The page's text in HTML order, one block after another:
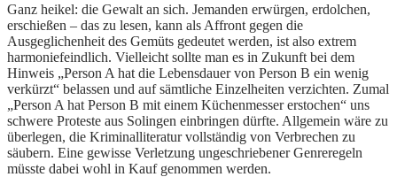
Ganz heikel: die Gewalt an sich. Jemanden erwürgen, erdolchen,
erschießen – das zu lesen, kann als Affront gegen die
Ausgeglichenheit des Gemüts gedeutet werden, ist also extrem
harmoniefeindlich. Vielleicht sollte man es in Zukunft bei dem
Hinweis „Person A hat die Lebensdauer von Person B ein wenig
verkürzt“ belassen und auf sämtliche Einzelheiten verzichten. Zumal
„Person A hat Person B mit einem Küchenmesser erstochen“ uns
schwere Proteste aus Solingen einbringen dürfte. Allgemein wäre zu
überlegen, die Kriminalliteratur vollständig von Verbrechen zu
säubern. Eine gewisse Verletzung ungeschriebener Genreregeln
müsste dabei wohl in Kauf genommen werden.